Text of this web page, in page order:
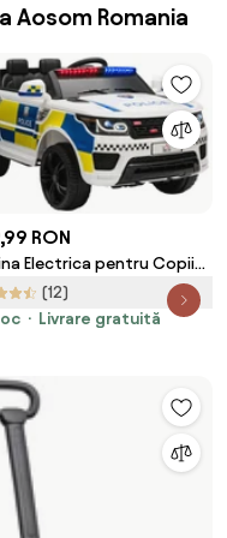
Aosom Romania
RON
Electrica pentru Copii
Baterie 12V si
Sirena Lumini,
Romania
(12)
Livrare gratuită